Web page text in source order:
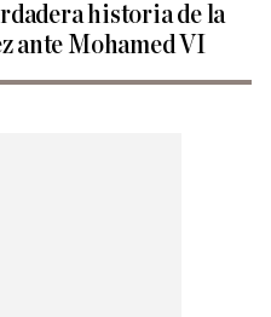
historia de la
ante Mohamed VI